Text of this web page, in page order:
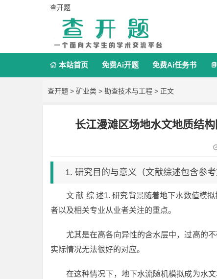
查开题
 本站首页 免费Ai开题 免费Ai任务书 
查开题 > 矿业类 > 勘查技术与工程 > 正文
长江漫滩区场地水文地质结
1. 研究目的与意义（文献综述包含参考
文 献 综 述1. 研究背景随着地下水数值模
者以及相关专业从业者关注的重点。
尤其是在高各向异性的含水层中，过高的
实际情况无法很好的对应。
在这种情况下，地下水流随机模拟成为水